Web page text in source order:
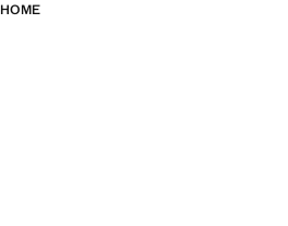
HOME